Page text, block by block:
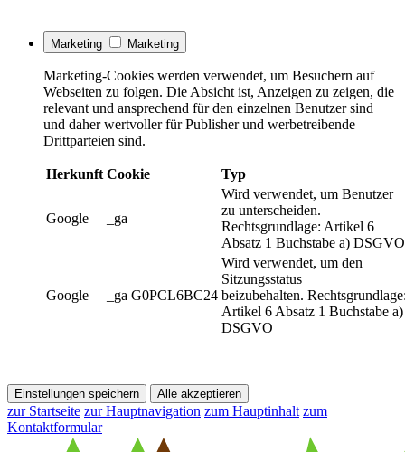
Marketing Marketing
Marketing-Cookies werden verwendet, um Besuchern auf
Webseiten zu folgen. Die Absicht ist, Anzeigen zu zeigen, die
relevant und ansprechend für den einzelnen Benutzer sind
und daher wertvoller für Publisher und werbetreibende
Drittparteien sind.
Herkunft Cookie Typ
Google _ga
Wird verwendet, um Benutzer
zu unterscheiden.
Rechtsgrundlage: Artikel 6
Absatz 1 Buchstabe a) DSGVO
Google _ga G0PCL6BC24
Wird verwendet, um den
Sitzungsstatus
beizubehalten.
Artikel 6 Absatz 1 Buchstabe a)
DSGVO
Einstellungen speichern Alle akzeptieren
zur Startseite zur Hauptnavigation zum Hauptinhalt zum
Kontaktformular